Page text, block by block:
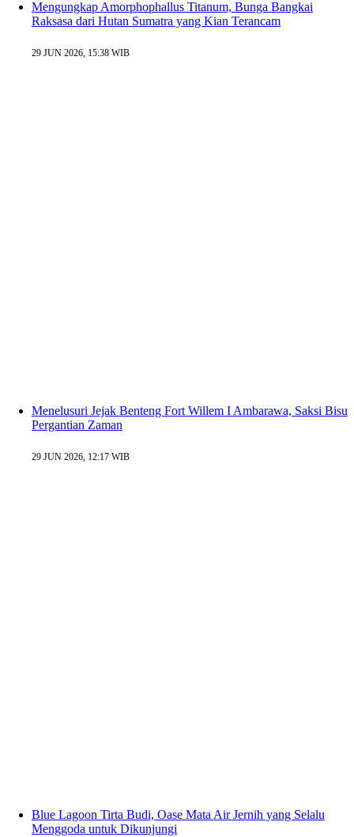
Mengungkap Amorphophallus Titanum, Bunga Bangkai
Raksasa dari Hutan Sumatra yang Kian Terancam
29 JUN 2026, 15:38 WIB
Menelusuri Jejak Benteng Fort Willem I Ambarawa, Saksi Bisu
Pergantian Zaman
29 JUN 2026, 12:17 WIB
Blue Lagoon Tirta Budi, Oase Mata Air Jernih yang Selalu
Menggoda untuk Dikunjungi